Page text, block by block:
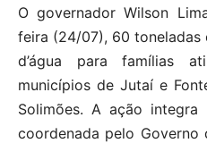
O governador Wilson
feira (24/07), 60 toneladas
d’água para famílias
municípios de Jutaí e
Solimões. A ação
coordenada pelo Governo